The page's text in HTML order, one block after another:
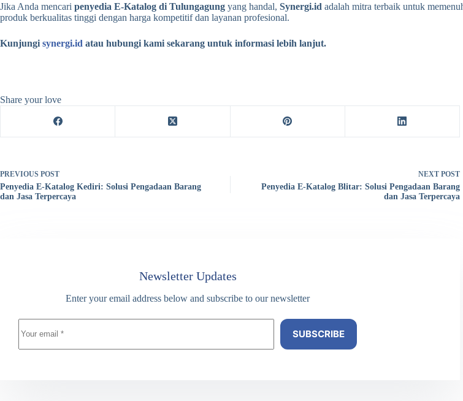
Jika Anda mencari penyedia E-Katalog di Tulungagung yang handal, Synergi.id adalah mitra terbaik untuk
produk berkualitas tinggi dengan harga kompetitif dan layanan profesional.
Kunjungi synergi.id atau hubungi kami sekarang untuk informasi lebih lanjut.
Share your love
PREVIOUS POST
Penyedia E-Katalog Kediri: Solusi Pengadaan Barang
dan Jasa Terpercaya
NEXT POST
Penyedia E-Katalog Blitar: Solusi Pengadaan Barang
dan Jasa Terpercaya
Newsletter Updates
Enter your email address below and subscribe to our newsletter
SUBSCRIBE